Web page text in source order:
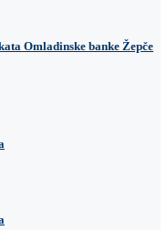
Omladinske banke Žepče